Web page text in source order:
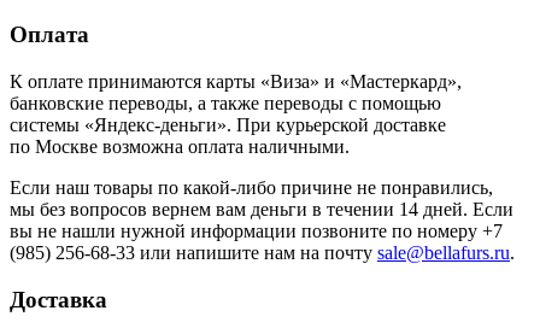
Оплата
К оплате принимаются карты «Виза» и «Мастеркард»,
банковские переводы, а также переводы с помощью
системы «Яндекс-деньги». При курьерской доставке
по Москве возможна оплата наличными.
Если наш товары по какой-либо причине не понравились,
мы без вопросов вернем вам деньги в течении 14 дней. Если
вы не нашли нужной информации позвоните по номеру +7
(985) 256-68-33 или напишите нам на почту sale@bellafurs.ru.
Доставка